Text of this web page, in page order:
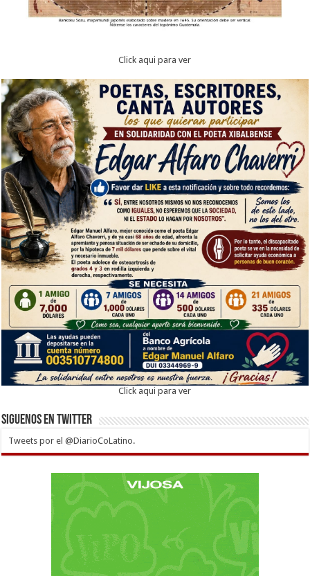
Click aqui para ver
Click aqui para ver
Siguenos en twitter
Tweets por el @DiarioCoLatino.